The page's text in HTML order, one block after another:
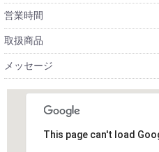
営業時間
取扱商品
メッセージ
This page can't load